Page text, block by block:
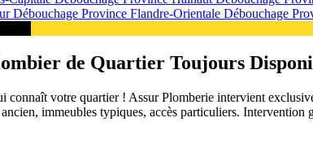
Débouchage Province Flandre-Orientale Débouchage
de Quartier Toujours
votre quartier ! Assur Plomberie intervient
immeubles typiques, accès particuliers.